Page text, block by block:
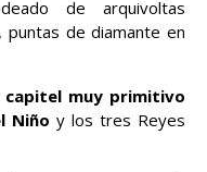
de arquivoltas
de diamante en
capitel muy primitivo
Niño y los tres Reyes